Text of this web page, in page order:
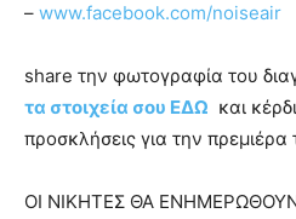
– www.facebook.com/noiseair
share την φωτογραφία του
τα στοιχεία σου ΕΔΩ και
προσκλήσεις για την πρεμιέρα
ΟΙ ΝΙΚΗΤΕΣ ΘΑ